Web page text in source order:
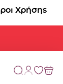
Χρήσης